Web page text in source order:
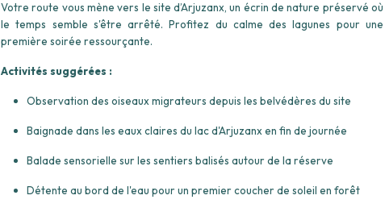
Votre route vous mène vers le site d’Arjuzanx, un écrin de nature préservé où
le temps semble s'être arrêté. Profitez du calme des lagunes pour une
première soirée ressourçante.
Activités suggérées :
Observation des oiseaux migrateurs depuis les belvédères du site
Baignade dans les eaux claires du lac d'Arjuzanx en fin de journée
Balade sensorielle sur les sentiers balisés autour de la réserve
Détente au bord de l'eau pour un premier coucher de soleil en forêt